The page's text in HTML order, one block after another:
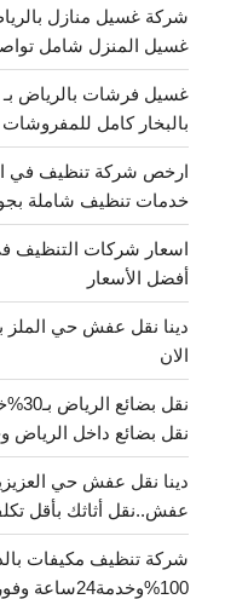
غسيل المنزل شامل
بالبخار كامل للمفروشات
خدمات تنظيف شاملة
أفضل الأسعار
الان
نقل بضائع داخل الرياض
عفش..نقل أثاثك بأقل
شركة تنظيف مكيفات
100%وخدمة24ساعة وفورية اتصل الان